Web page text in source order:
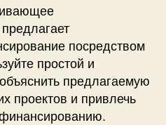
посредством
простой и
предлагаемую
проектов и привлечь